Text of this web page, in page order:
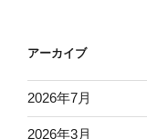
アーカイブ
2026年7月
2026年3月